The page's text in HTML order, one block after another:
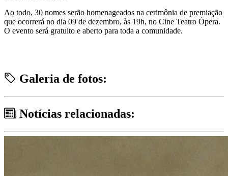
Ao todo, 30 nomes serão homenageados na cerimônia de premiação
que ocorrerá no dia 09 de dezembro, às 19h, no Cine Teatro Ópera.
O evento será gratuito e aberto para toda a comunidade.
Galeria de fotos:
Notícias relacionadas: